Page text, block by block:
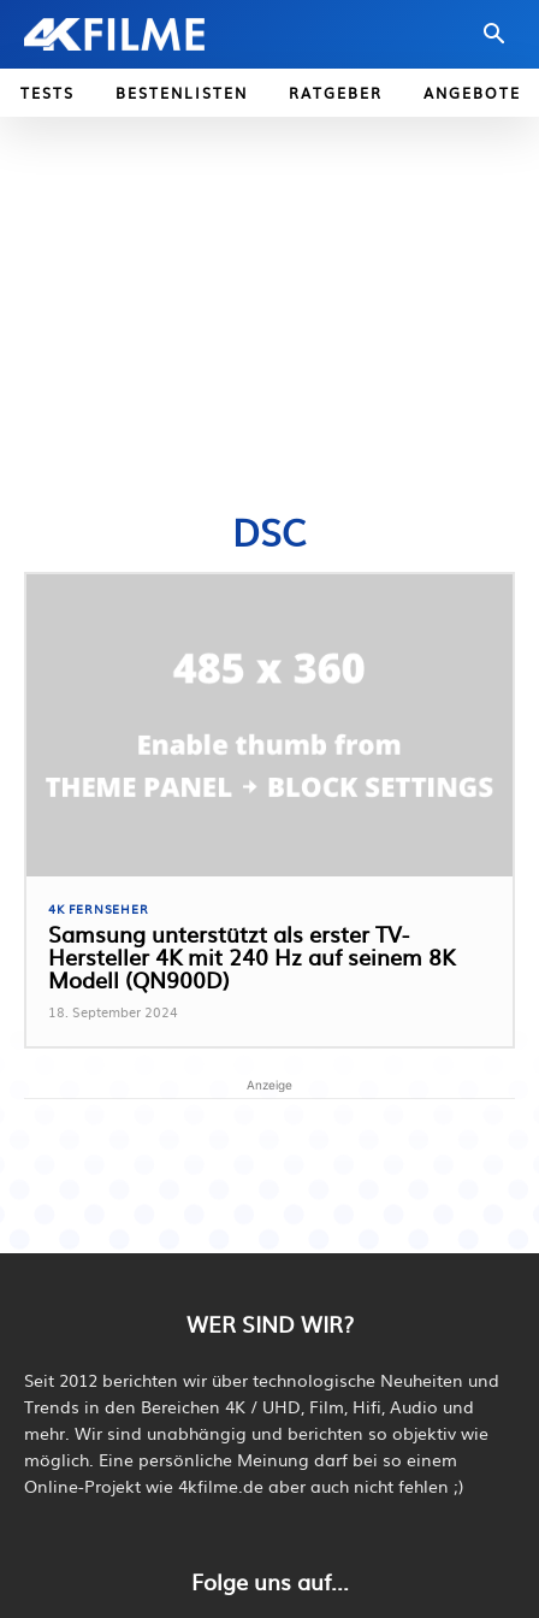
TESTS BESTENLISTEN RATGEBER ANGEBOTE
DSC
4K FERNSEHER
Samsung unterstützt als erster TV-
Hersteller 4K mit 240 Hz auf seinem 8K
Modell (QN900D)
18. September 2024
Anzeige
WER SIND WIR?
Seit 2012 berichten wir über technologische Neuheiten und
Trends in den Bereichen 4K / UHD, Film, Hifi, Audio und
mehr. Wir sind unabhängig und berichten so objektiv wie
möglich. Eine persönliche Meinung darf bei so einem
Online-Projekt wie 4kfilme.de aber auch nicht fehlen ;)
Folge uns auf...